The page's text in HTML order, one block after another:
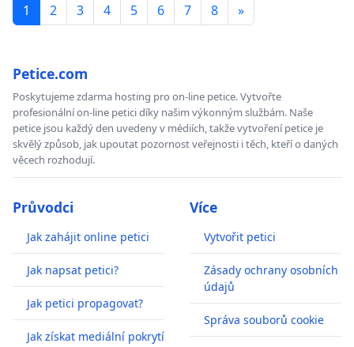
1 2 3 4 5 6 7 8 »
Petice.com
Poskytujeme zdarma hosting pro on-line petice. Vytvořte
profesionální on-line petici díky našim výkonným službám. Naše
petice jsou každý den uvedeny v médiích, takže vytvoření petice je
skvělý způsob, jak upoutat pozornost veřejnosti i těch, kteří o daných
věcech rozhodují.
Průvodci
Jak zahájit online petici
Jak napsat petici?
Jak petici propagovat?
Jak získat mediální pokrytí
Více
Vytvořit petici
Zásady ochrany osobních
údajů
Správa souborů cookie